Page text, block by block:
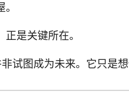
正是关键所在。
试图成为未来。它只是想